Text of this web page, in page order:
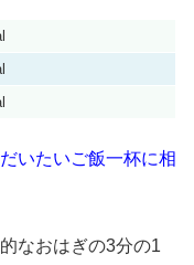
いたいご飯一杯に相
なおはぎの3分の1